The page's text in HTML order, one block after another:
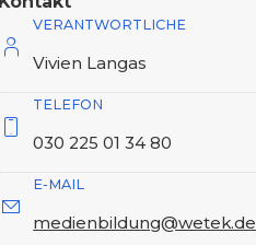
VERANTWORTLICHE
Vivien Langas
TELEFON
030 225 01 34 80
E-MAIL
medienbildung@wetek.de